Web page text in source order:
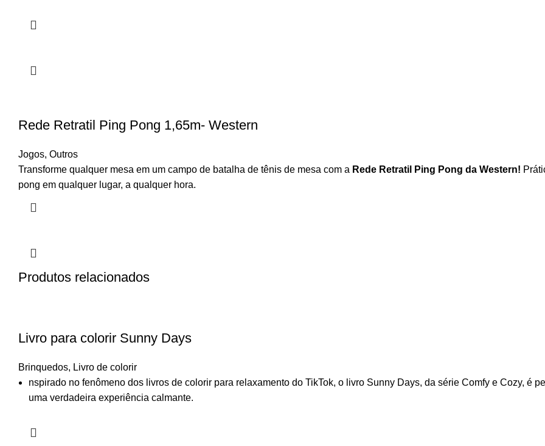
Rede Retratil Ping Pong 1,65m- Western
Jogos, Outros
Transforme qualquer mesa em um campo de batalha de tênis de mesa com a Rede Retratil Ping Pong da Western!
pong em qualquer lugar, a qualquer hora.
Produtos relacionados
Livro para colorir Sunny Days
Brinquedos, Livro de colorir
nspirado no fenômeno dos livros de colorir para relaxamento do TikTok, o livro Sunny Days, da série Comfy e Cozy, é
uma verdadeira experiência calmante.